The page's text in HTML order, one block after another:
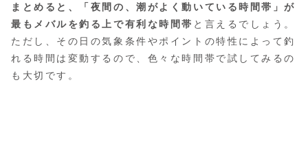
まとめると、「夜間の、潮がよく動いている時間帯」が
最もメバルを釣る上で有利な時間帯 と言えるでしょう。
ただし、その日の気象条件やポイントの特性によって釣
れる時間は変動するので、色々な時間帯で試してみるの
も大切です。